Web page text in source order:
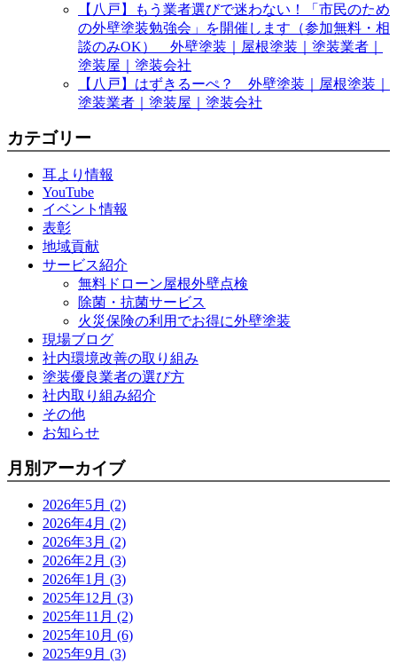
【八戸】もう業者選びで迷わない！「市民のため
の外壁塗装勉強会」を開催します（参加無料・相
談のみOK） 外壁塗装｜屋根塗装｜塗装業者｜
塗装屋｜塗装会社
【八戸】はずきるーぺ？ 外壁塗装｜屋根塗装｜
塗装業者｜塗装屋｜塗装会社
カテゴリー
耳より情報
YouTube
イベント情報
表彰
地域貢献
サービス紹介
無料ドローン屋根外壁点検
除菌・抗菌サービス
火災保険の利用でお得に外壁塗装
現場ブログ
社内環境改善の取り組み
塗装優良業者の選び方
社内取り組み紹介
その他
お知らせ
月別アーカイブ
2026年5月 (2)
2026年4月 (2)
2026年3月 (2)
2026年2月 (3)
2026年1月 (3)
2025年12月 (3)
2025年11月 (2)
2025年10月 (6)
2025年9月 (3)